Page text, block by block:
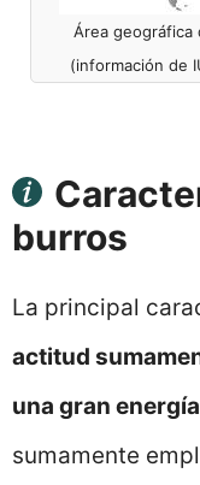
Área geográfica
(información de
burros
La principal
actitud
una gran energía
sumamente